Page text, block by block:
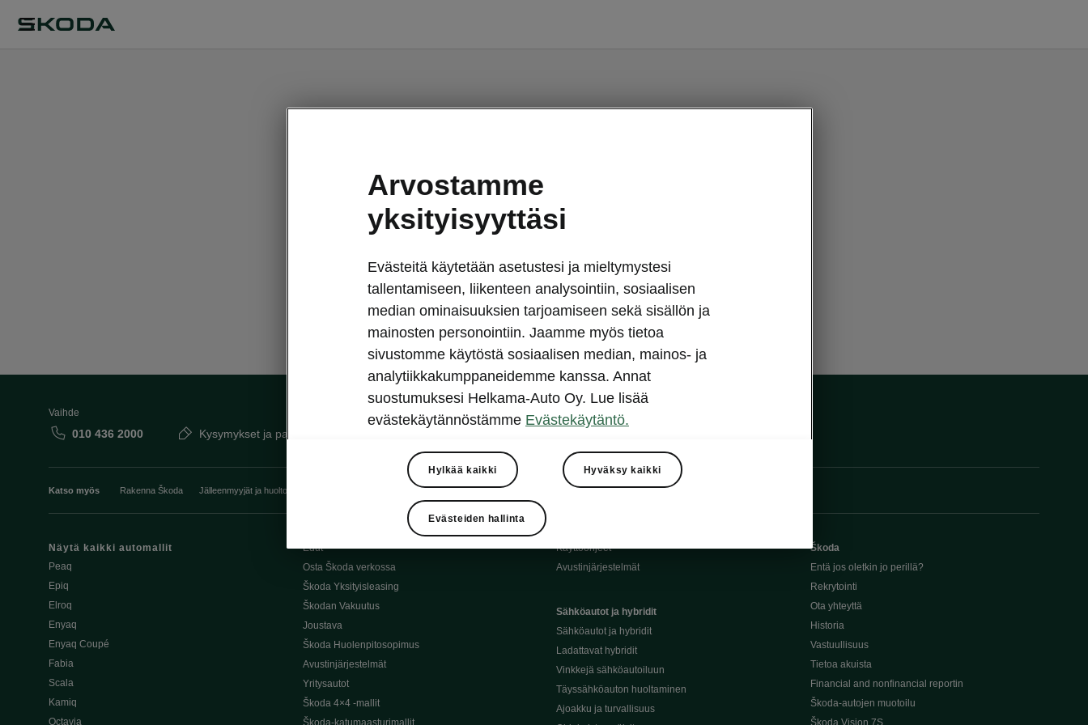
Huomasimme ohjelmassa virheen. Työskentelemme
korjataksemme sen pian. Kokeile myöhemmin
Yritä uudelleen
Vaihde
010 436 2000 Kysymykset ja palaute
Katso myös Rakenna Škoda Jälleenmyyjät ja huolto Käyttöohjeet Škoda Shop
Näytä kaikki automallit
Peaq
Epiq
Elroq
Enyaq
Enyaq Coupé
Fabia
Scala
Kamiq
Octavia
Edut
Osta Škoda verkossa
Škoda Yksityisleasing
Škodan Vakuutus
Joustava
Škoda Huolenpitosopimus
Avustinjärjestelmät
Yritysautot
Škoda 4×4 -mallit
Škoda-katumaasturimallit
Käyttöohjeet
Avustinjärjestelmät
Sähköautot ja hybridit
Sähköautot ja hybridit
Ladattavat hybridit
Vinkkejä sähköautoiluun
Täyssähköauton huoltaminen
Ajoakku ja turvallisuus
Škoda
Entä jos oletkin jo perillä?
Rekrytointi
Ota yhteyttä
Historia
Vastuullisuus
Tietoa akuista
Financial and nonfinancial reportin
Škoda-autojen muotoilu
Škoda Vision 7S
Arvostamme
yksityisyyttäsi
Evästeitä käytetään asetustesi ja mieltymystesi
tallentamiseen, liikenteen analysointiin, sosiaalisen
median ominaisuuksien tarjoamiseen sekä sisällön ja
mainosten personointiin. Jaamme myös tietoa
sivustomme käytöstä sosiaalisen median, mainos- ja
analytiikkakumppaneidemme kanssa. Annat
suostumuksesi Helkama-Auto Oy. Lue lisää
evästekäytännöstämme Evästekäytäntö.
Hylkää kaikki Hyväksy kaikki
Evästeiden hallinta